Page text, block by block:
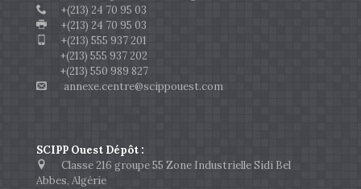
+(213) 24 70 95 03
+(213) 24 70 95 03
+(213) 555 937 201
+(213) 555 937 202
+(213) 550 989 827
annexe.centre@scippouest.com
SCIPP Ouest Dépôt :
Classe 216 groupe 55 Zone Industrielle Sidi Bel
Abbes, Algérie